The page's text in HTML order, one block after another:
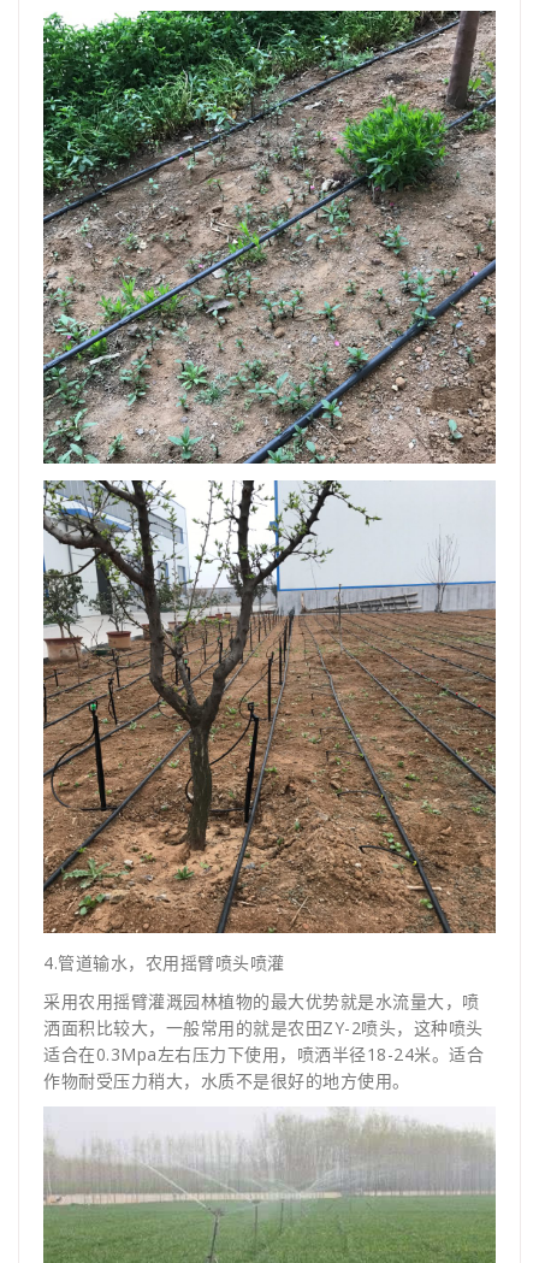
4.管道输水，农用摇臂喷头喷灌
采用农用摇臂灌溉园林植物的最大优势就是水流量大，喷
洒面积比较大，一般常用的就是农田ZY-2喷头，这种喷头
适合在0.3Mpa左右压力下使用，喷洒半径18-24米。适合
作物耐受压力稍大，水质不是很好的地方使用。